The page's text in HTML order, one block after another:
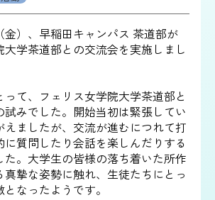
金）、早稲田キャンパス 茶道部が
大学茶道部との交流会を実施しまし
て、フェリス女学院大学茶道部と
試みでした。開始当初は緊張してい
えましたが、交流が進むにつれて打
に質問したり会話を楽しんだりする
た。大学生の皆様の落ち着いた所作
真摯な姿勢に触れ、生徒たちにとっ
なったようです。